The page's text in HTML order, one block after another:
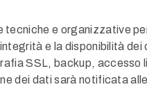
tecniche e organizzative
e la disponibilità dei
SSL, backup, accesso
dei dati sarà notificata